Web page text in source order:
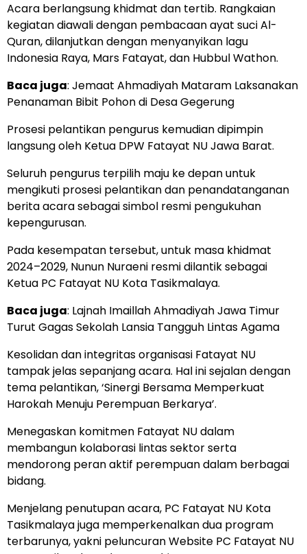
Acara berlangsung khidmat dan tertib. Rangkaian
kegiatan diawali dengan pembacaan ayat suci Al-
Quran, dilanjutkan dengan menyanyikan lagu
Indonesia Raya, Mars Fatayat, dan Hubbul Wathon.
Baca juga: Jemaat Ahmadiyah Mataram Laksanakan
Penanaman Bibit Pohon di Desa Gegerung
Prosesi pelantikan pengurus kemudian dipimpin
langsung oleh Ketua DPW Fatayat NU Jawa Barat.
Seluruh pengurus terpilih maju ke depan untuk
mengikuti prosesi pelantikan dan penandatanganan
berita acara sebagai simbol resmi pengukuhan
kepengurusan.
Pada kesempatan tersebut, untuk masa khidmat
2024–2029, Nunun Nuraeni resmi dilantik sebagai
Ketua PC Fatayat NU Kota Tasikmalaya.
Baca juga: Lajnah Imaillah Ahmadiyah Jawa Timur
Turut Gagas Sekolah Lansia Tangguh Lintas Agama
Kesolidan dan integritas organisasi Fatayat NU
tampak jelas sepanjang acara. Hal ini sejalan dengan
tema pelantikan, ‘Sinergi Bersama Memperkuat
Harokah Menuju Perempuan Berkarya’.
Menegaskan komitmen Fatayat NU dalam
membangun kolaborasi lintas sektor serta
mendorong peran aktif perempuan dalam berbagai
bidang.
Menjelang penutupan acara, PC Fatayat NU Kota
Tasikmalaya juga memperkenalkan dua program
terbarunya, yakni peluncuran Website PC Fatayat NU